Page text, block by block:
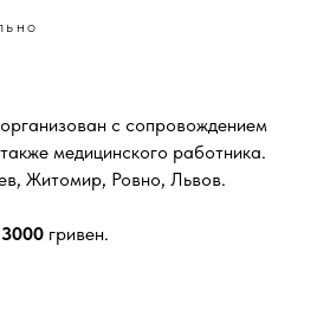
с сопровождением
медицинского работника.
Житомир, Ровно, Львов.
3000 гривен.